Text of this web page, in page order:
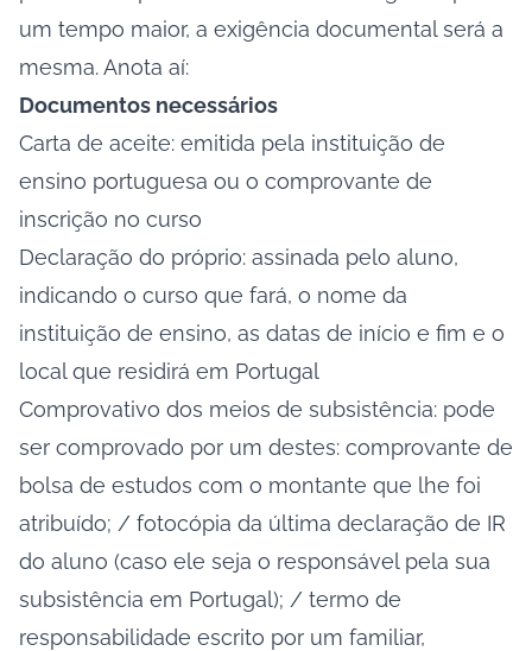
um tempo maior, a exigência documental será a
mesma. Anota aí:
Documentos necessários
Carta de aceite: emitida pela instituição de
ensino portuguesa ou o comprovante de
inscrição no curso
Declaração do próprio: assinada pelo aluno,
indicando o curso que fará, o nome da
instituição de ensino, as datas de início e fim e o
local que residirá em Portugal
Comprovativo dos meios de subsistência: pode
ser comprovado por um destes: comprovante de
bolsa de estudos com o montante que lhe foi
atribuído; / fotocópia da última declaração de IR
do aluno (caso ele seja o responsável pela sua
subsistência em Portugal); / termo de
responsabilidade escrito por um familiar,